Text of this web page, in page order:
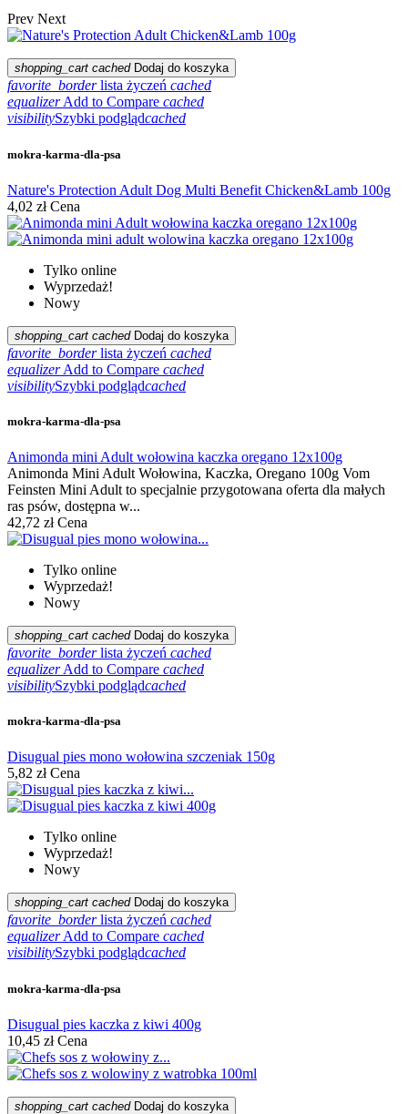
Prev Next
shopping_cart cached Dodaj do koszyka
favorite_border lista życzeń cached
equalizerAdd to Compare cached
visibilitySzybki podglądcached
mokra-karma-dla-psa
Nature's Protection Adult Dog Multi Benefit Chicken&Lamb 100g
4,02 zł Cena
Tylko online
Wyprzedaż!
Nowy
shopping_cart cached Dodaj do koszyka
favorite_border lista życzeń cached
equalizer Add to Compare cached
visibilitySzybki podglądcached
mokra-karma-dla-psa
Animonda mini Adult wołowina kaczka oregano 12x100g
Animonda Mini Adult Wołowina, Kaczka, Oregano 100g Vom
Feinsten Mini Adult to specjalnie przygotowana oferta dla małych
ras psów, dostępna w...
42,72 zł Cena
Tylko online
Wyprzedaż!
Nowy
shopping_cart cached Dodaj do koszyka
favorite_border lista życzeń cached
equalizer Add to Compare cached
visibilitySzybki podglądcached
mokra-karma-dla-psa
Disugual pies mono wołowina szczeniak 150g
5,82 zł Cena
Tylko online
Wyprzedaż!
Nowy
shopping_cart cached Dodaj do koszyka
favorite_border lista życzeń cached
equalizerAdd to Compare cached
visibilitySzybki podglądcached
mokra-karma-dla-psa
Disugual pies kaczka z kiwi 400g
10,45 zł Cena
shopping_cart cached Dodaj do koszyka